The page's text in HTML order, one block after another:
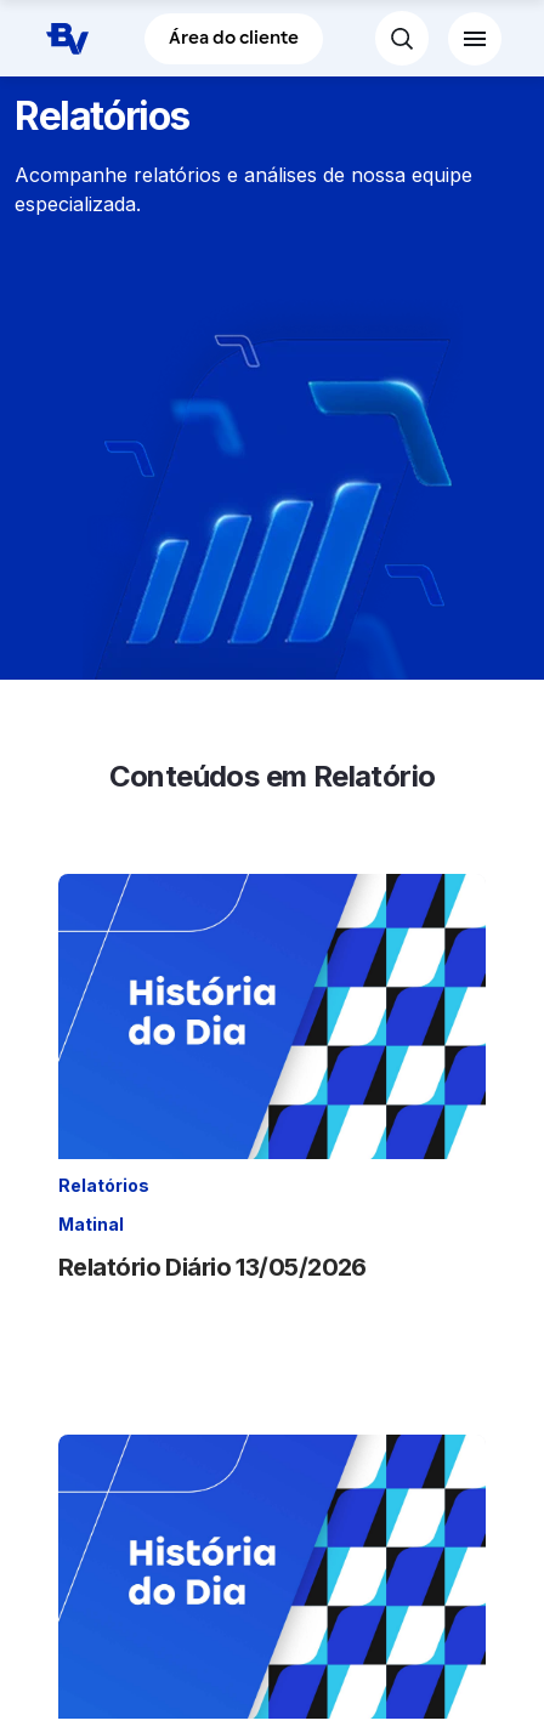
Pular para o Conteúdo principal
Área do cliente
Relatórios
Acompanhe relatórios e análises de nossa equipe
especializada.
Conteúdos em Relatório
Relatórios
Matinal
Relatório Diário 13/05/2026